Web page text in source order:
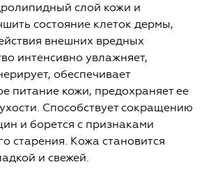
слой кожи и
состояние клеток дермы,
внешних вредных
интенсивно увлажняет,
обеспечивает
питание кожи, предохраняет ее
Способствует сокращению
и борется с признаками
старения. Кожа становится
и свежей.